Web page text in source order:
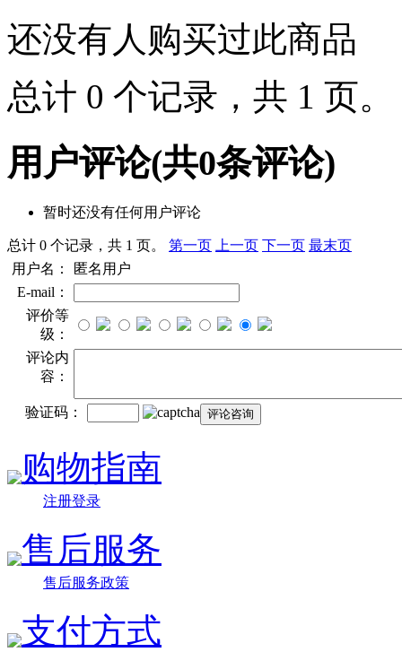
还没有人购买过此商品
总计 0 个记录，共 1 页。
用户评论(共0条评论)
暂时还没有任何用户评论
总计 0 个记录，共 1 页。 第一页 上一页 下一页 最末页
用户名：
匿名用户
E-mail：
评价等
级：
评论内
容：
验证码：
购物指南
注册登录
售后服务
售后服务政策
支付方式